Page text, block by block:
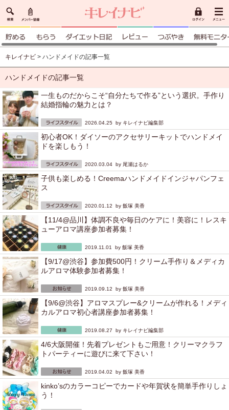
キレイナビ > ハンドメイドの記事一覧
ハンドメイドの記事一覧
一生ものだからこそ“自分たちで作る”という選択。手作り
結婚指輪の魅力とは？
2026.04.25 by キレイナビ編集部
初心者OK！ダイソーのアクセサリーキットでハンドメイ
ドを楽しもう！
2020.03.04 by 尾瀬はるか
子供も楽しめる！Creemaハンドメイドインジャパンフェ
ス
2020.01.12 by 飯塚 美香
【11/4@品川】体調不良や毎日のケアに！美容に！レスキ
ューアロマ講座参加者募集！
2019.11.01 by 飯塚 美香
【9/17@渋谷】参加費500円！クリーム手作り＆メディカ
ルアロマ体験参加者募集！
2019.09.12 by 飯塚 美香
【9/6@渋谷】アロマスプレー&クリームが作れる！メディ
カルアロマ初心者講座参加者募集！
2019.08.27 by キレイナビ編集部
4/6大阪開催！先着プレゼントもご用意！クリーマクラフ
トパーティーに遊びに来て下さい！
2019.04.02 by 飯塚 美香
kinko’sのカラーコピーでカードや年賀状を簡単手作りしょ
う！